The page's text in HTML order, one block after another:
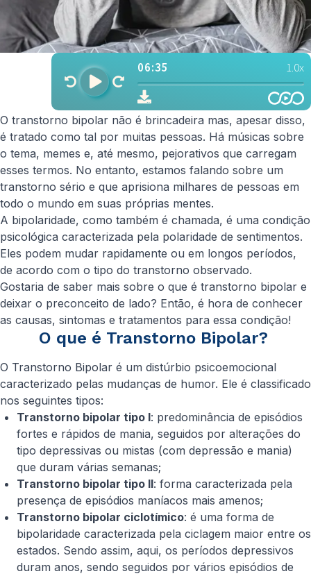
O transtorno bipolar não é brincadeira mas, apesar disso,
é tratado como tal por muitas pessoas. Há músicas sobre
o tema, memes e, até mesmo, pejorativos que carregam
esses termos. No entanto, estamos falando sobre um
transtorno sério e que aprisiona milhares de pessoas em
todo o mundo em suas próprias mentes.
A bipolaridade, como também é chamada, é uma condição
psicológica caracterizada pela polaridade de sentimentos.
Eles podem mudar rapidamente ou em longos períodos,
de acordo com o tipo do transtorno observado.
Gostaria de saber mais sobre o que é transtorno bipolar e
deixar o preconceito de lado? Então, é hora de conhecer
as causas, sintomas e tratamentos para essa condição!
O que é Transtorno Bipolar?
O Transtorno Bipolar é um distúrbio psicoemocional
caracterizado pelas mudanças de humor. Ele é classificado
nos seguintes tipos:
Transtorno bipolar tipo I: predominância de episódios
fortes e rápidos de mania, seguidos por alterações do
tipo depressivas ou mistas (com depressão e mania)
que duram várias semanas;
Transtorno bipolar tipo II: forma caracterizada pela
presença de episódios maníacos mais amenos;
Transtorno bipolar ciclotímico: é uma forma de
bipolaridade caracterizada pela ciclagem maior entre os
estados. Sendo assim, aqui, os períodos depressivos
duram anos, sendo seguidos por vários episódios de